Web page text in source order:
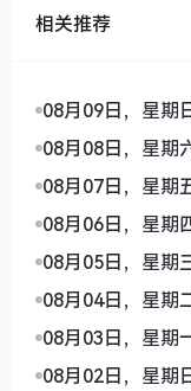
相关推荐
08月09日，星期
08月08日，星期
08月07日，星期
08月06日，星期
08月05日，星期
08月04日，星期
08月03日，星期
08月02日，星期